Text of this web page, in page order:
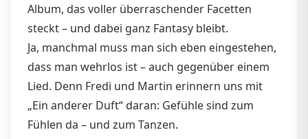
Album, das voller überraschender Facetten
steckt – und dabei ganz Fantasy bleibt.
Ja, manchmal muss man sich eben eingestehen,
dass man wehrlos ist – auch gegenüber einem
Lied. Denn Fredi und Martin erinnern uns mit
„Ein anderer Duft“ daran: Gefühle sind zum
Fühlen da – und zum Tanzen.